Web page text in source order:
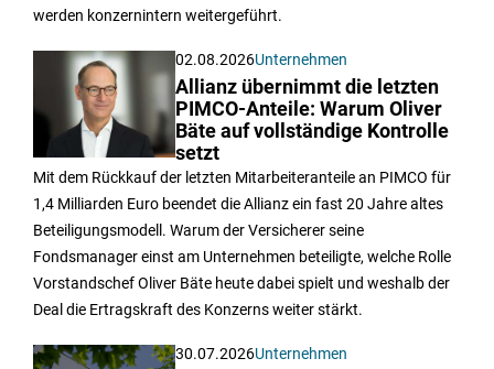
werden konzernintern weitergeführt.
02.08.2026Unternehmen
Allianz übernimmt die letzten
PIMCO-Anteile: Warum Oliver
Bäte auf vollständige Kontrolle
setzt
Mit dem Rückkauf der letzten Mitarbeiteranteile an PIMCO für
1,4 Milliarden Euro beendet die Allianz ein fast 20 Jahre altes
Beteiligungsmodell. Warum der Versicherer seine
Fondsmanager einst am Unternehmen beteiligte, welche Rolle
Vorstandschef Oliver Bäte heute dabei spielt und weshalb der
Deal die Ertragskraft des Konzerns weiter stärkt.
30.07.2026Unternehmen